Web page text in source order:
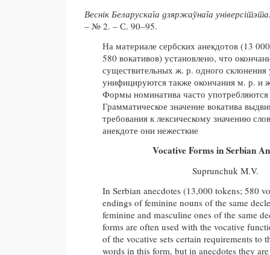
Веснік Беларускага дзяржаўнага
– № 2. – С. 90–95.
На материале сербских анекдотов (13
580 вокативов) установлено, что
существительных ж. р. одного
унифицируются также окончания м. р. и
Формы номинатива часто употребляются
Грамматическое значение вокатива
требования к лексическому значению
анекдоте они нежесткие
Vocative Forms in Serbian
Suprunchuk M.V.
In Serbian anecdotes (13,000 tokens; 580
endings of feminine nouns of the same
feminine and masculine ones of the same
forms are often used with the vocative
of the vocative sets certain requirements to
words in this form, but in anecdotes they